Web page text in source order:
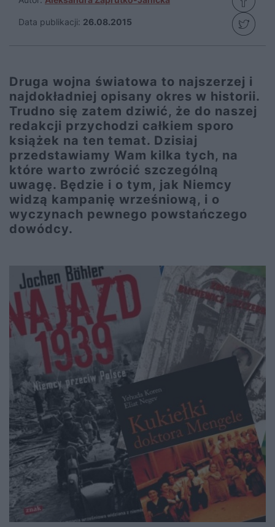
Data publikacji: 26.08.2015
Druga wojna światowa to najszerzej i
najdokładniej opisany okres w historii.
Trudno się zatem dziwić, że do naszej
redakcji przychodzi całkiem sporo
książek na ten temat. Dzisiaj
przedstawiamy Wam kilka tych, na
które warto zwrócić szczególną
uwagę. Będzie i o tym, jak Niemcy
widzą kampanię wrześniową, i o
wyczynach pewnego powstańczego
dowódcy.